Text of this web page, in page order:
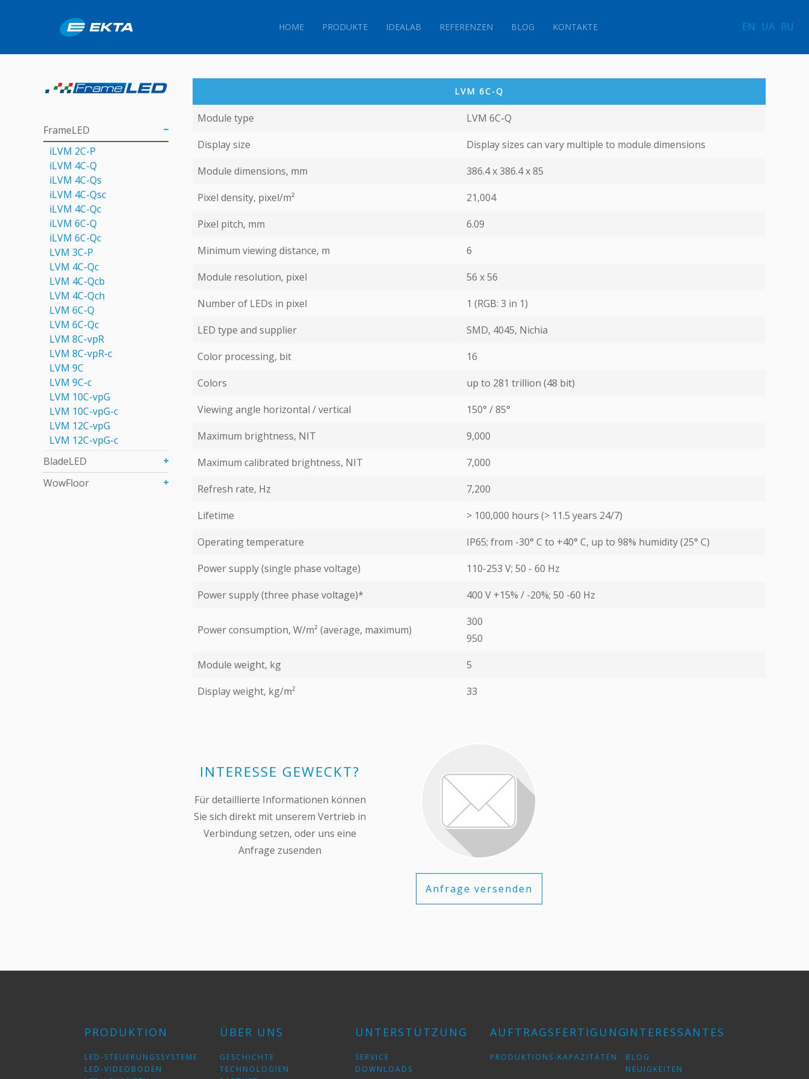
HOME PRODUKTE IDEALAB REFERENZEN BLOG KONTAKTE EN UA RU
LVM 6C-Q
Module type
LVM 6C-Q
Display size
Display sizes can vary multiple to module dimensions
Module dimensions, mm
386.4 x 386.4 х 85
Pixel density, pixel/m²
21,004
Pixel pitch, mm
6.09
Minimum viewing distance, m
6
Module resolution, pixel
56 х 56
Number of LEDs in pixel
1 (RGB: 3 in 1)
LED type and supplier
SMD, 4045, Nichia
Color processing, bit
16
Colors
up to 281 trillion (48 bit)
Viewing angle horizontal / vertical
150° / 85°
Maximum brightness, NIT
9,000
Maximum calibrated brightness, NIT
7,000
Refresh rate, Hz
7,200
Lifetime
> 100,000 hours (> 11.5 years 24/7)
Operating temperature
IP65; from -30° С to +40° С, up to 98% humidity (25° С)
Power supply (single phase voltage)
110-253 V; 50 - 60 Hz
Power supply (three phase voltage)*
400 V +15% / -20%; 50 -60 Hz
Power consumption, W/m² (average, maximum)
300
950
Module weight, kg
5
Display weight, kg/m²
33
INTERESSE GEWECKT?
Für detaillierte Informationen können
Sie sich direkt mit unserem Vertrieb in
Verbindung setzen, oder uns eine
Anfrage zusenden
Anfrage versenden
FrameLED
iLVM 2C-P
iLVM 4C-Q
iLVM 4C-Qs
iLVM 4C-Qsс
iLVM 4C-Qс
iLVM 6C-Q
iLVM 6C-Qc
LVM 3C-P
LVM 4С-Qc
LVM 4С-Qcb
LVM 4С-Qch
LVM 6C-Q
LVM 6С-Qc
LVM 8C-vpR
LVM 8C-vpR-с
LVM 9C
LVM 9С-c
LVM 10C-vpG
LVM 10C-vpG-с
LVM 12C-vpG
LVM 12C-vpG-с
BladeLED
WowFloor
PRODUKTION
LED-STEUERUNGSSYSTEME
LED-VIDEOBODEN
ÜBER UNS
GESCHICHTE
TECHNOLOGIEN
UNTERSTÜTZUNG
SERVICE
DOWNLOADS
AUFTRAGSFERTIGUNG
PRODUKTIONS-KAPAZITÄTEN
INTERESSANTES
BLOG
NEUIGKEITEN